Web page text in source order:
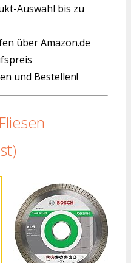
Auswahl bis zu
über Amazon.de
und Bestellen!